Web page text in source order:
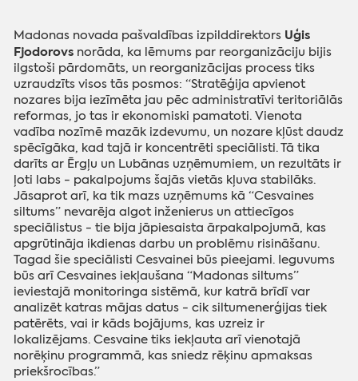
Madonas novada pašvaldības izpilddirektors Uģis
Fjodorovs norāda, ka lēmums par reorganizāciju bijis
ilgstoši pārdomāts, un reorganizācijas process tiks
uzraudzīts visos tās posmos: “Stratēģija apvienot
nozares bija iezīmēta jau pēc administratīvi teritoriālās
reformas, jo tas ir ekonomiski pamatoti. Vienota
vadība nozīmē mazāk izdevumu, un nozare kļūst daudz
spēcīgāka, kad tajā ir koncentrēti speciālisti. Tā tika
darīts ar Ērgļu un Lubānas uzņēmumiem, un rezultāts ir
ļoti labs - pakalpojums šajās vietās kļuva stabilāks.
Jāsaprot arī, ka tik mazs uzņēmums kā “Cesvaines
siltums” nevarēja algot inženierus un attiecīgos
speciālistus - tie bija jāpiesaista ārpakalpojumā, kas
apgrūtināja ikdienas darbu un problēmu risināšanu.
Tagad šie speciālisti Cesvainei būs pieejami. Ieguvums
būs arī Cesvaines iekļaušana “Madonas siltums”
ieviestajā monitoringa sistēmā, kur katrā brīdī var
analizēt katras mājas datus - cik siltumenerģijas tiek
patērēts, vai ir kāds bojājums, kas uzreiz ir
lokalizējams. Cesvaine tiks iekļauta arī vienotajā
norēķinu programmā, kas sniedz rēķinu apmaksas
priekšrocības.”